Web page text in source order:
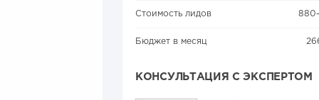
Стоимость лидов
Бюджет в месяц
КОНСУЛЬТАЦИЯ С ЭКСПЕРТОМ